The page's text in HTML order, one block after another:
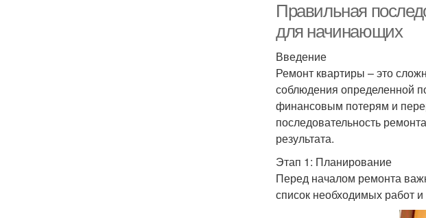
Правильная
для начинающих
Введение
Ремонт квартиры – это
соблюдения определенной
финансовым потерям и
последовательность
результата.
Этап 1: Планирование
Перед началом ремонта
список необходимых работ